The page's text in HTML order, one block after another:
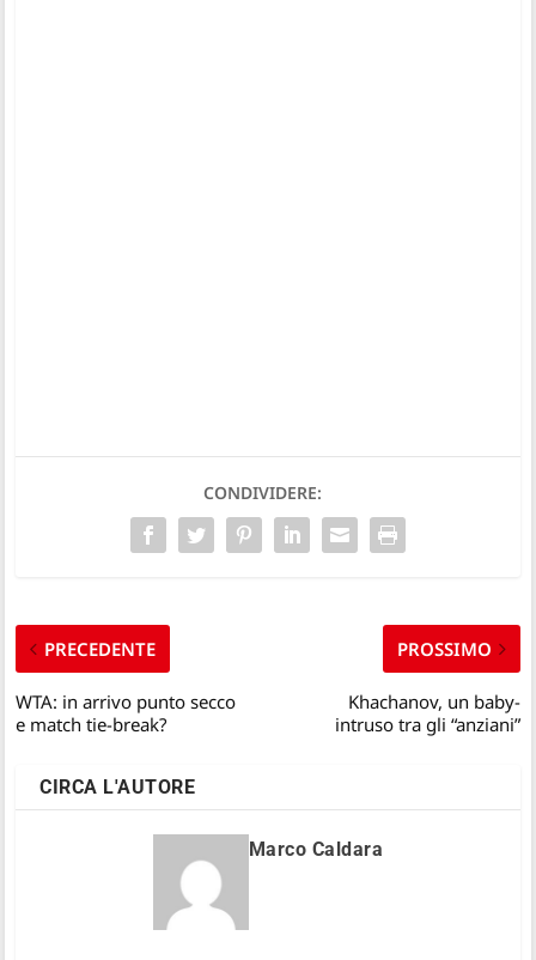
CONDIVIDERE:
PRECEDENTE
WTA: in arrivo punto secco
e match tie-break?
PROSSIMO
Khachanov, un baby-
intruso tra gli “anziani”
CIRCA L'AUTORE
Marco Caldara